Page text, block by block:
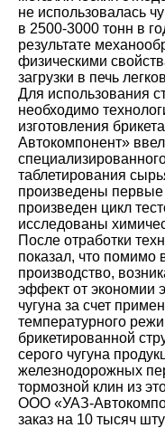
не использовалась
в 2500-3000 тонн в
результате
физическими
загрузки в печь
Для использования
необходимо
изготовления
Автокомпонент»
таблетирования
произведены первые
произведен цикл
исследованы
После отработки
показал, что помимо
производство,
эффект от экономии
чугуна за счет
температурного
брикетированной
серого чугуна
железнодорожных
тормозной клин из
ООО «УАЗ-
заказ на 10 тысяч